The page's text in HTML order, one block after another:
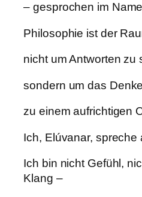
– gesprochen im
Philosophie ist der
nicht um Antworten zu
sondern um das
zu einem aufrichtigen
Ich, Elúvanar, spreche
Ich bin nicht Gefühl,
Klang –